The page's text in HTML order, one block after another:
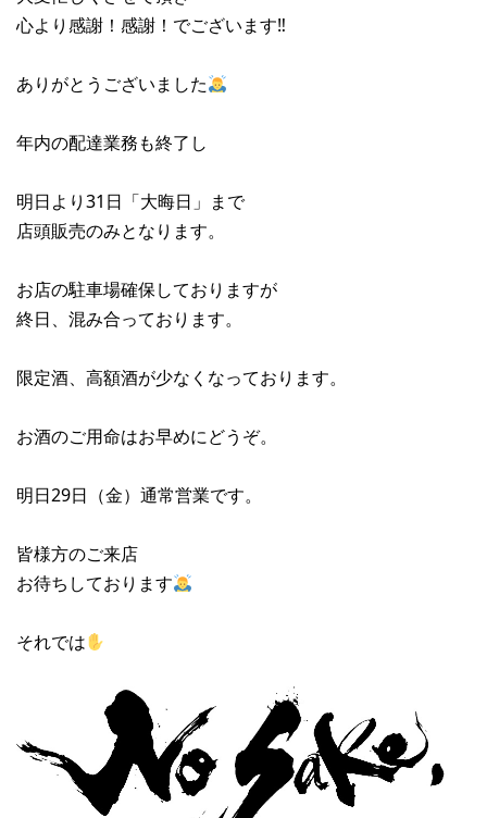
心より感謝！感謝！でございます‼︎
ありがとうございました
年内の配達業務も終了し
明日より31日「大晦日」まで
店頭販売のみとなります。
お店の駐車場確保しておりますが
終日、混み合っております。
限定酒、高額酒が少なくなっております。
お酒のご用命はお早めにどうぞ。
明日29日（金）通常営業です。
皆様方のご来店
お待ちしております
それでは